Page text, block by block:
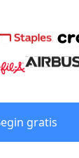
gratis